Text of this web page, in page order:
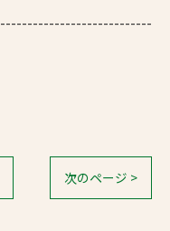
次のページ >